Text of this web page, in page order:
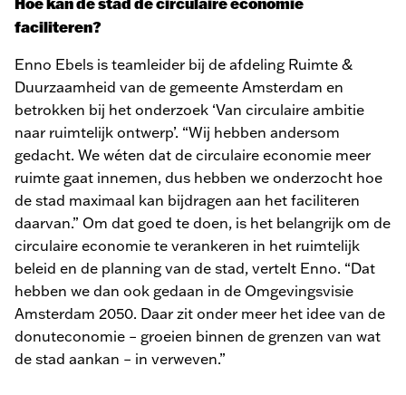
faciliteren?
Enno Ebels is teamleider bij de afdeling Ruimte &
Duurzaamheid van de gemeente Amsterdam en
betrokken bij het onderzoek ‘Van circulaire ambitie
naar ruimtelijk ontwerp’. “Wij hebben andersom
gedacht. We wéten dat de circulaire economie meer
ruimte gaat innemen, dus hebben we onderzocht hoe
de stad maximaal kan bijdragen aan het faciliteren
daarvan.” Om dat goed te doen, is het belangrijk om de
circulaire economie te verankeren in het ruimtelijk
beleid en de planning van de stad, vertelt Enno. “Dat
hebben we dan ook gedaan in de Omgevingsvisie
Amsterdam 2050. Daar zit onder meer het idee van de
donuteconomie – groeien binnen de grenzen van wat
de stad aankan – in verweven.”